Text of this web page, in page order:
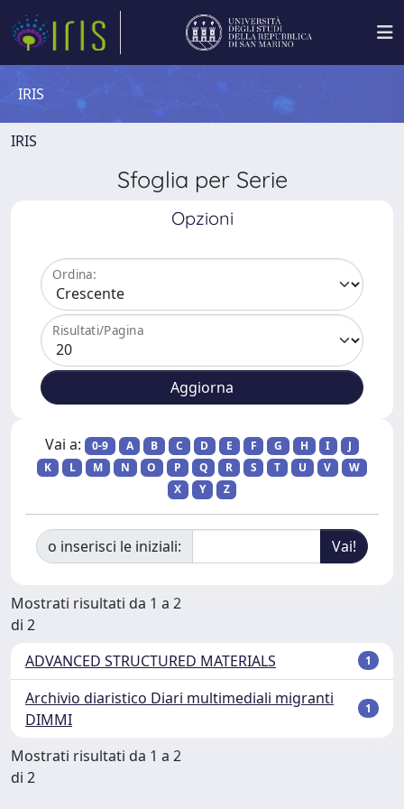
IRIS
IRIS
Sfoglia per Serie
Opzioni
Ordina:
Risultati/Pagina
Vai a: 0-9 A B C D E F G H I
J
K
L M N O P Q R S T U V
W
X
Y Z
o inserisci le iniziali:
Mostrati risultati da 1 a 2
di 2
ADVANCED STRUCTURED MATERIALS
1
Archivio diaristico Diari multimediali migranti
DIMMI
1
Mostrati risultati da 1 a 2
di 2